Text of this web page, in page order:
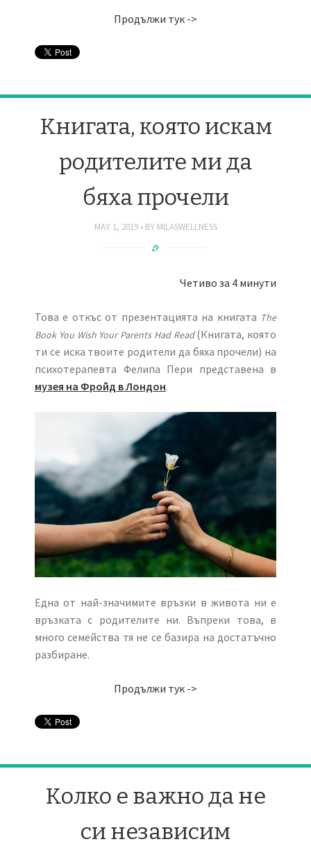
Продължи тук ->
Книгата, която искам
родителите ми да
бяха прочели
MAY 1, 2019 BY MILASWELLNESS
Четиво за 4 минути
Това е откъс от презентацията на книгата The
Book You Wish Your Parents Had Read(Книгата, която
ти се иска твоите родители да бяха прочели) на
психотерапевта Фелипа Пери представена в
музея на Фройд в Лондон.
Една от най-значимите връзки в живота ни е
връзката с родителите ни. Въпреки това, в
много семейства тя не се базира на достатъчно
разбиране.
Продължи тук ->
Колко е важно да не
си независим